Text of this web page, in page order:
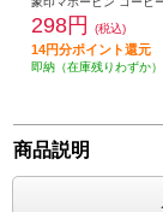
298円 (税込)
14円分ポイント還元
即納（在庫残りわずか）
商品説明